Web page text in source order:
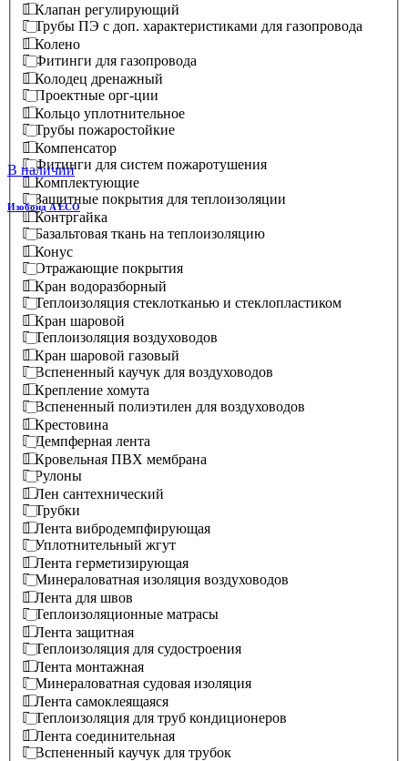
Трубы ПЭ с доп. характеристиками для газопровода
Фитинги для газопровода
Проектные орг-ции
Трубы пожаростойкие
Фитинги для систем пожаротушения
Защитные покрытия для теплоизоляции
Базальтовая ткань на теплоизоляцию
Отражающие покрытия
Теплоизоляция стеклотканью и стеклопластиком
Теплоизоляция воздуховодов
Вспененный каучук для воздуховодов
Вспененный полиэтилен для воздуховодов
Демпферная лента
Рулоны
Трубки
Уплотнительный жгут
Минераловатная изоляция воздуховодов
Теплоизоляционные матрасы
Теплоизоляция для судостроения
Минераловатная судовая изоляция
Теплоизоляция для труб кондиционеров
Вспененный каучук для трубок
Клапан регулирующий
Колено
Колодец дренажный
Кольцо уплотнительное
Компенсатор
Комплектующие
Контргайка
Конус
Кран водоразборный
Кран шаровой
Кран шаровой газовый
Крепление хомута
Крестовина
Кровельная ПВХ мембрана
Лен сантехнический
Лента вибродемпфирующая
Лента герметизирующая
Лента для швов
Лента защитная
Лента монтажная
Лента самоклеящаяся
Лента соединительная
В наличии
Изобонд A ECO